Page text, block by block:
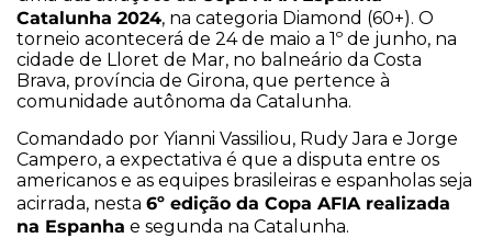
Catalunha 2024, na categoria Diamond (60+). O
torneio acontecerá de 24 de maio a 1º de junho, na
cidade de Lloret de Mar, no balneário da Costa
Brava, província de Girona, que pertence à
comunidade autônoma da Catalunha.
Comandado por Yianni Vassiliou, Rudy Jara e Jorge
Campero, a expectativa é que a disputa entre os
americanos e as equipes brasileiras e espanholas seja
acirrada, nesta 6º edição da Copa AFIA realizada
na Espanha e segunda na Catalunha.